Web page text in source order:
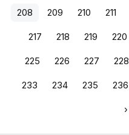
208 209 210 211
217 218 219 220
225 226 227 228
233 234 235 236
›